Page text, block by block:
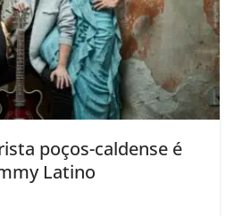
poços-caldense é
Latino